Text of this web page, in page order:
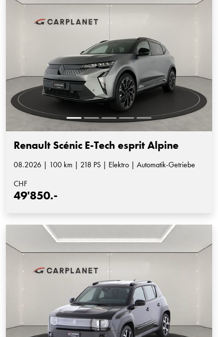
Renault Scénic E-Tech esprit Alpine
08.2026 | 100 km | 218 PS | Elektro | Automatik-Getriebe
CHF
49'850.-